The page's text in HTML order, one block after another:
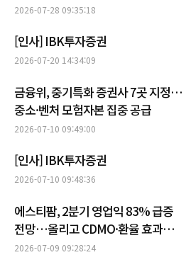
2026-07-28 09:35:18
[인사] IBK투자증권
2026-07-20 14:34:09
금융위, 중기특화 증권사 7곳 지정…
중소·벤처 모험자본 집중 공급
2026-07-10 09:49:00
[인사] IBK투자증권
2026-07-10 09:48:36
에스티팜, 2분기 영업익 83% 급증
전망…올리고 CDMO·환율 효과
'쌍끌이'
2026-07-09 09:28:24